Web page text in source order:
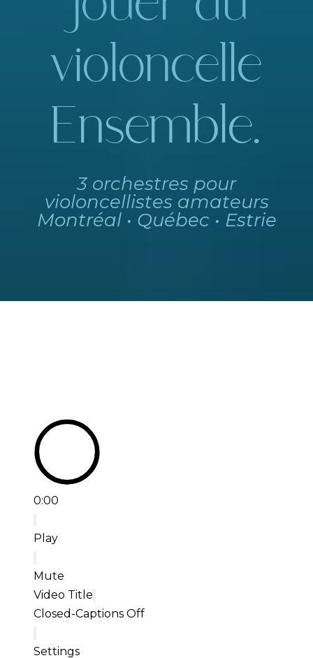
violoncelle
Ensemble.
3 orchestres pour
violoncellistes amateurs
Montréal • Québec • Estrie
0:00
Play
Mute
Video Title
Closed-Captions Off
Settings